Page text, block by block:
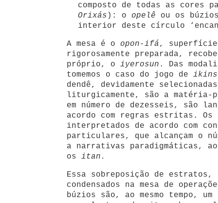
composto de todas as cores
Orixás ): o opelê ou os
interior deste círculo
A mesa é o opon-ifá, superfície
rigorosamente preparada,
próprio, o iyerosun . Das
tomemos o caso do jogo de ikins
dendê, devidamente
liturgicamente, são a matéria-
em número de dezesseis, são
acordo com regras estritas.
interpretados de acordo com
particulares, que alcançam o
a narrativas paradigmáticas,
os itan.
Essa sobreposição de
condensados na mesa de
búzios são, ao mesmo tempo,